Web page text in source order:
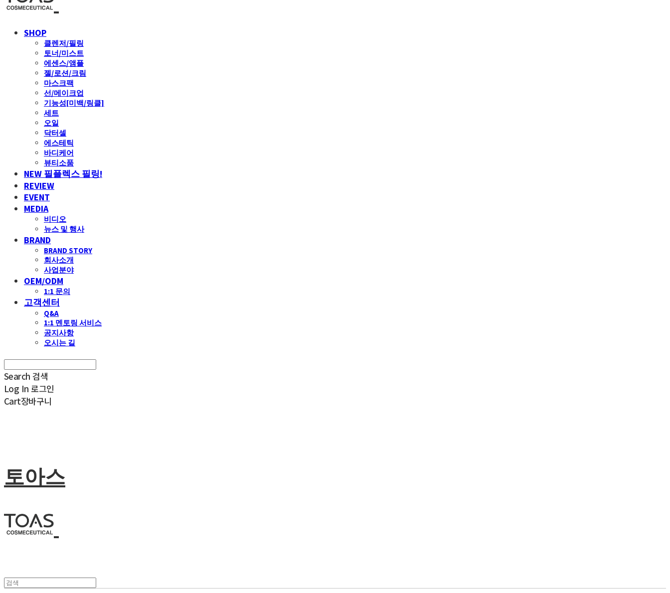
SHOP
클렌저/필링
토너/미스트
에센스/앰플
젤/로션/크림
마스크팩
선/메이크업
기능성[미백/링클]
세트
오일
닥터셀
에스테틱
바디케어
뷰티소품
NEW 필플렉스 필링!
REVIEW
EVENT
MEDIA
비디오
뉴스 및 행사
BRAND
BRAND STORY
회사소개
사업분야
OEM/ODM
1:1 문의
고객센터
Q&A
1:1 멘토링 서비스
공지사항
오시는 길
Search 검색
Log In 로그인
Cart장바구니
토아스